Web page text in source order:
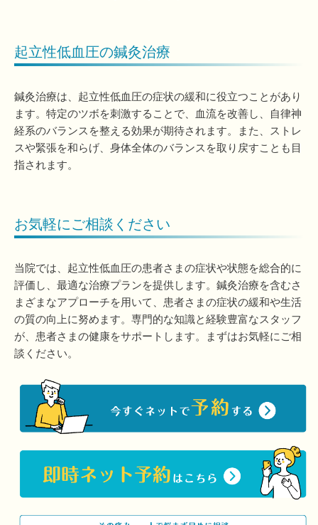
起立性低血圧の鍼灸治療
鍼灸治療は、起立性低血圧の症状の緩和に役立つことがあり
ます。特定のツボを刺激することで、血流を改善し、自律神
経系のバランスを整える効果が期待されます。また、ストレ
スや緊張を和らげ、身体全体のバランスを取り戻すことも目
指されます。
お気軽にご相談ください
当院では、起立性低血圧の患者さまの症状や状態を総合的に
評価し、最適な治療プランを提供します。鍼灸治療を含むさ
まざまなアプローチを用いて、患者さまの症状の緩和や生活
の質の向上に努めます。専門的な知識と経験豊富なスタッフ
が、患者さまの健康をサポートします。まずはお気軽にご相
談ください。